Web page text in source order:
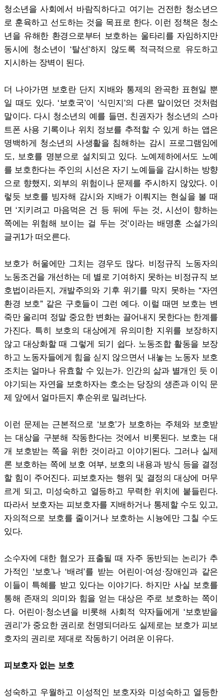
청소년을 사회에서 바람직하다고 여기는 건전한 청소년으
로 훈육하고 선도하는 것을 목표로 한다. 이런 정책은 청소
년을 유해한 환경으로부터 보호하는 울타리를 자임하지만
동시에 청소년이 ‘탈선’하지 않도록 적극적으로 유도하고
지시하는 장벽이 된다.
더 나아가면 보호란 단지 지배와 통제의 완곡한 표현일 뿐
일 때도 있다. ‘보호국’이 ‘식민지’의 다른 말이었던 것처럼
말이다. 다시 청소년의 예를 들면, 친권자가 청소년의 스마
트폰 사용 기록이나 위치 정보를 추적할 수 있게 하는 앱은
명백하게 청소년의 사생활을 침해하는 감시 프로그램임에
도, 보호를 명분으로 설치되고 있다. 노예제하에서도 노예
를 보호한다는 주인의 시선은 자기 노예들을 감시하는 방향
으로 향했지, 외부의 위험이나 문제를 주시하지 않았다. 이
렇듯 보호를 빙자해 감시와 지배가 이뤄지는 현실을 볼 때
면 ‘지키려고 마음먹은 건 등 뒤에 두는 것, 시선이 향하는
쪽에는 위험해 보이는 걸 두는 것’이라는 배명훈 소설가의
글귀1가 떠오른다.
보호가 허울에만 그치는 경우도 많다. 비정규직 노동자의
노동조건을 개선하는 데 별로 기여하지 못하는 비정규직 보
호법이라든지, 개발주의와 기후 위기를 막지 못하는 “자연
환경 보호” 같은 구호들이 그런 예다. 이럴 때면 보호는 변
죽만 울리며 정말 중요한 변화는 끌어내지 못한다는 한계를
가진다. 특히 보호의 대상에게 유의미한 지위를 보장하지
않고 대상화할 때 그렇게 되기 쉽다. 노동조합 활동을 보장
하고 노동자들에게 힘을 싣지 않으면서 내놓는 노동자 보호
조치는 얼마나 유효할 수 있는가. 인간의 삶과 별개인 듯 이
야기되는 자연을 보호하자는 호소는 당장의 생존과 이익 문
제 앞에서 얼마든지 후순위로 밀려난다.
이런 문제는 근본적으로 ‘보호’가 보호하는 주체와 보호받
는 대상을 구분해 작동한다는 것에서 비롯된다. 보호는 대
개 보호받는 쪽을 위한 것이라고 이야기된다. 그러나 실제
론 보호하는 쪽에 보호 여부, 보호의 내용과 방식 등을 결정
할 힘이 주어진다. 피보호자는 행위 및 결정의 대상에 머무
르게 되고, 미성숙하고 열등하고 무력한 위치에 붙들린다.
따라서 보호자는 피보호자를 지배하거나 통제할 수도 있고,
자의적으로 보호를 줄이거나 보호하는 시늉에만 그칠 수도
있다.
소수자에 대한 혐오가 표출될 때 자주 동반되는 논리가 추
가적인 ‘보호’나 ‘배려’를 받는 어린이·여성·장애인과 같은
이들이 특혜를 받고 있다는 이야기다. 하지만 사실 보호를
통해 존재의 의미와 힘을 얻는 대상은 주로 보호하는 쪽이
다. 어린이·청소년을 비롯해 사회적 약자들에게 ‘보호받을
권리’가 중요한 권리로 천명되더라도 실제로는 보호가 피보
호자의 권리로 제대로 작동하기 어려운 이유다.
피보호자 없는 보호
성숙하고 우월하고 이성적인 보호자와 미성숙하고 열등한